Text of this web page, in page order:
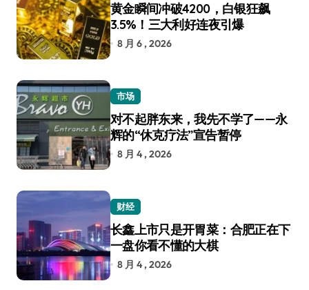
黄金瞬间冲破4200，白银狂飙
3.5%！三大利好连夜引爆
8 月 6 , 2026
市场
对不起胖东来，我先不学了——永
辉的“休克疗法”宣告暂停
8 月 4 , 2026
财经
长鑫上市只是开胃菜：合肥正在下
一盘你看不懂的大棋
8 月 4 , 2026